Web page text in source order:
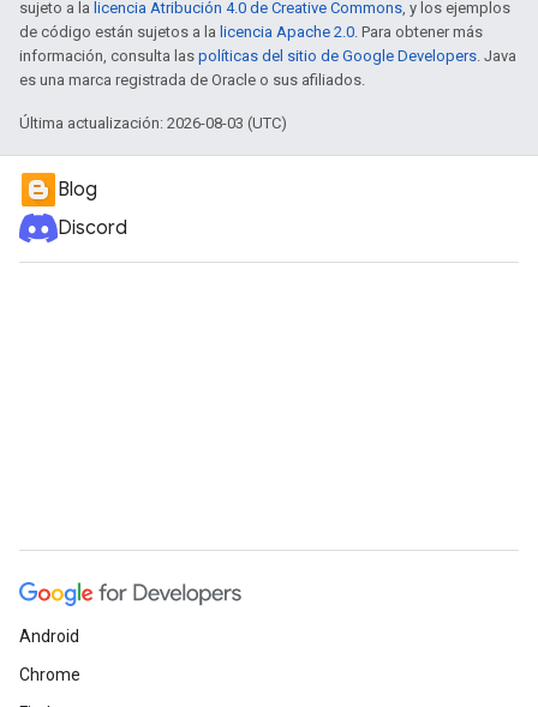
sujeto a la licencia Atribución 4.0 de Creative Commons, y los ejemplos
de código están sujetos a la licencia Apache 2.0. Para obtener más
información, consulta las políticas del sitio de Google Developers. Java
es una marca registrada de Oracle o sus afiliados.
Última actualización: 2026-08-03 (UTC)
Blog
Discord
Android
Chrome